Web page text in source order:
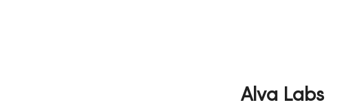
Alva Labs